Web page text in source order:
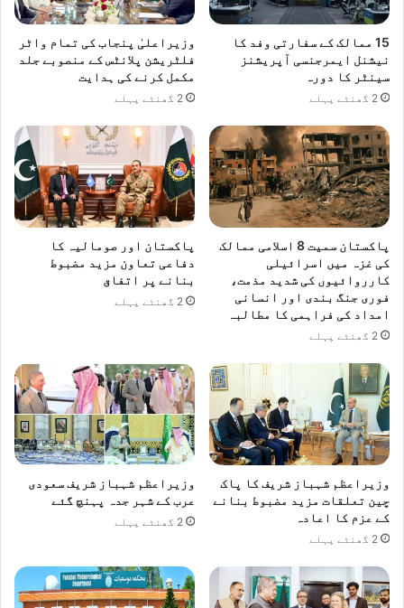
ا
ر
و
ئ
ی
ک
ا
م
ط
ا
ب
ہ
ا
ت
ک
م
ک
ی
م
ن
ظ
ر
ی
15 ممالک کے سفارتی وفد کا
نیشنل ایمرجنسی آپریشنز
سینٹر کا دورہ
2 گھنٹے پہلے
وزیراعلیٰ پنجاب کی تمام واٹر
فلٹریشن پلانٹس کے منصوبے جلد
مکمل کرنے کی ہدایت
2 گھنٹے پہلے
پاکستان سمیت 8 اسلامی ممالک
کی غزہ میں اسرائیلی
کارروائیوں کی شدید مذمت،
فوری جنگ بندی اور انسانی
امداد کی فراہمی کا مطالبہ
2 گھنٹے پہلے
پاکستان اور صومالیہ کا
دفاعی تعاون مزید مضبوط
بنانے پر اتفاق
2 گھنٹے پہلے
وزیراعظم شہباز شریف کا پاک
چین تعلقات مزید مضبوط بنانے
کے عزم کا اعادہ
2 گھنٹے پہلے
وزیراعظم شہباز شریف سعودی
عرب کے شہر جدہ پہنچ گئے
2 گھنٹے پہلے